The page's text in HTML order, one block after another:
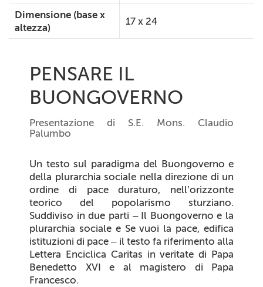
Dimensione (base x
altezza)
17 x 24
PENSARE IL
BUONGOVERNO
Presentazione di S.E. Mons. Claudio
Palumbo
Un testo sul paradigma del Buongoverno e
della plurarchia sociale nella direzione di un
ordine di pace duraturo, nell’orizzonte
teorico del popolarismo sturziano.
Suddiviso in due parti – Il Buongoverno e la
plurarchia socialee Se vuoi la pace, edifica
istituzioni di pace – il testo fa riferimento alla
Lettera Enciclica Caritas in veritate di Papa
Benedetto XVI e al magistero di Papa
Francesco.